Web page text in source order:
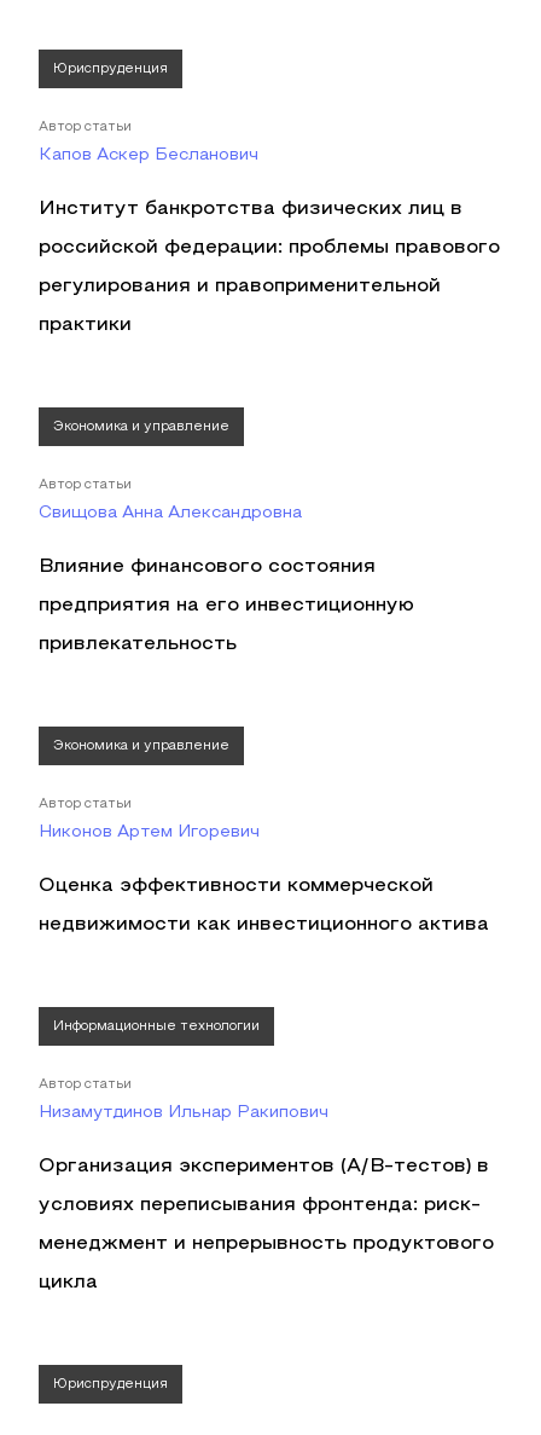
Юриспруденция
Автор статьи
Капов Аскер Бесланович
Институт банкротства физических лиц в
российской федерации: проблемы правового
регулирования и правоприменительной
практики
Экономика и управление
Автор статьи
Свищова Анна Александровна
Влияние финансового состояния
предприятия на его инвестиционную
привлекательность
Экономика и управление
Автор статьи
Никонов Артем Игоревич
Оценка эффективности коммерческой
недвижимости как инвестиционного актива
Информационные технологии
Автор статьи
Низамутдинов Ильнар Ракипович
Организация экспериментов (A/B-тестов) в
условиях переписывания фронтенда: риск-
менеджмент и непрерывность продуктового
цикла
Юриспруденция